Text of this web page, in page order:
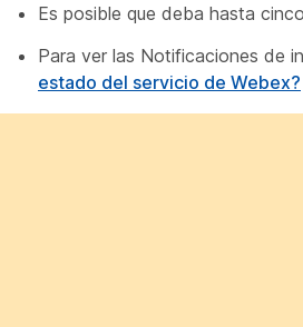
Es posible que deba hasta
Para ver las Notificaciones de
estado del servicio de Webex?